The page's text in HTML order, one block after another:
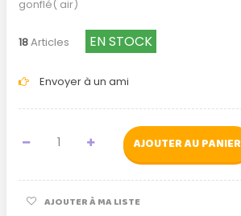
gonflé( air)
18Articles EN STOCK
Envoyer à un ami
AJOUTER AU PANIER
AJOUTER À MA LISTE